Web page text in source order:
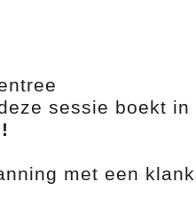
sessie boekt in
met een